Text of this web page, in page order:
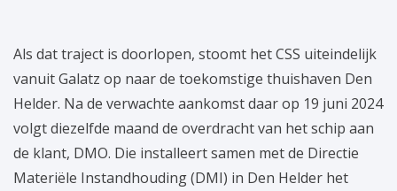
Als dat traject is doorlopen, stoomt het CSS uiteindelijk
vanuit Galatz op naar de toekomstige thuishaven Den
Helder. Na de verwachte aankomst daar op 19 juni 2024
volgt diezelfde maand de overdracht van het schip aan
de klant, DMO. Die installeert samen met de Directie
Materiële Instandhouding (DMI) in Den Helder het